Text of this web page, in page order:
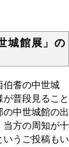
城館展」の
耆の中世城
普段見ること
中世城館の出
当方の周知が十
いうご投稿もい